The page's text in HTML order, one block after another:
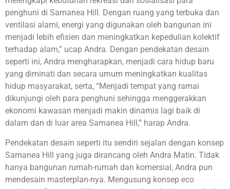
penghuni di Samanea Hill. Dengan ruang yang terbuka dan
ventilasi alami, energi yang digunakan oleh bangunan ini
menjadi lebih efisien dan meningkatkan kepedulian kolektif
terhadap alam,” ucap Andra. Dengan pendekatan desain
seperti ini, Andra mengharapkan, menjadi cara hidup baru
yang diminati dan secara umum meningkatkan kualitas
hidup masyarakat, serta, “Menjadi tempat yang ramai
dikunjungi oleh para penghuni sehingga menggerakkan
ekonomi kawasan menjadi makin dinamis lagi baik di
dalam dan di luar area Samanea Hill,” harap Andra.
Pendekatan desain seperti itu sendiri sejalan dengan konsep
Samanea Hill yang juga dirancang oleh Andra Matin. Tidak
hanya bangunan rumah-rumah dan komersial, Andra pun
mendesain masterplan-nya. Mengusung konsep eco